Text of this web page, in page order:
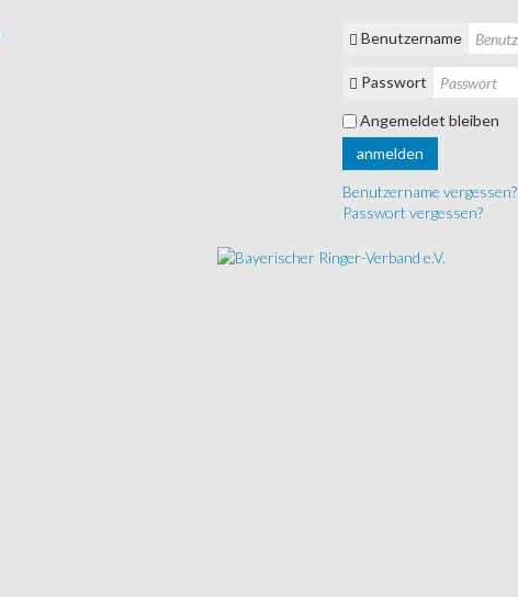
Benutzername
Passwort
Angemeldet bleiben
anmelden
Benutzername vergessen?
Passwort vergessen?